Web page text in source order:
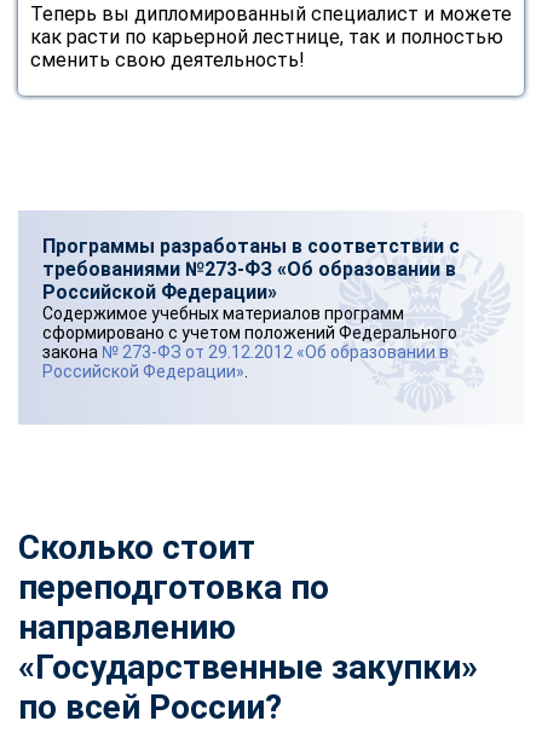
Теперь вы дипломированный специалист и можете
как расти по карьерной лестнице, так и полностью
сменить свою деятельность!
Программы разработаны в соответствии с
требованиями №273-ФЗ «Об образовании в
Российской Федерации»
Содержимое учебных материалов программ
сформировано с учетом положений Федерального
закона № 273-ФЗ от 29.12.2012 «Об образовании в
Российской Федерации»
Сколько стоит
переподготовка по
направлению
«Государственные закупки»
по всей России?